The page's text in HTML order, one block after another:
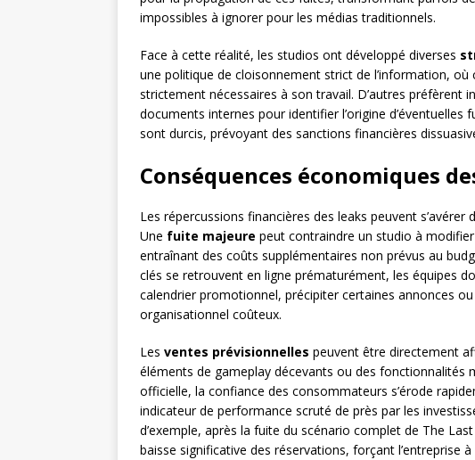
impossibles à ignorer pour les médias traditionnels.
Face à cette réalité, les studios ont développé diverses
une politique de cloisonnement strict de l’information, où
strictement nécessaires à son travail. D’autres préfèrent
documents internes pour identifier l’origine
sont durcis, prévoyant des sanctions financières
Conséquences économiques
Les répercussions financières des leaks peuvent
Une fuite majeure peut contraindre un studio à
entraînant des coûts supplémentaires non prévus au
clés se retrouvent en ligne prématurément, les équipes
calendrier promotionnel, précipiter certaines annonces
organisationnel coûteux.
Les ventes prévisionnelles peuvent être directement
éléments de gameplay décevants ou des fonctionnalités
officielle, la confiance des consommateurs s’érode
indicateur de performance scruté de près par les
d’exemple, après la fuite du scénario complet de The
baisse significative des réservations, forçant l’entreprise